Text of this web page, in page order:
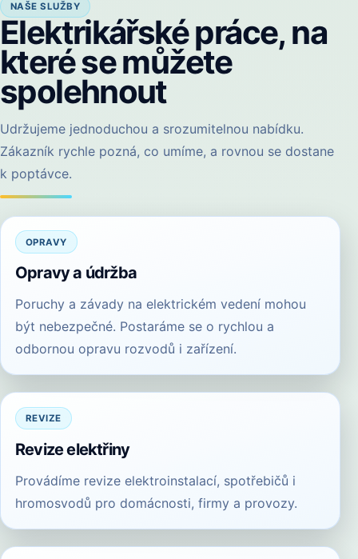
NAŠE SLUŽBY
Elektrikářské práce, na
které se můžete
spolehnout
Udržujeme jednoduchou a srozumitelnou nabídku.
Zákazník rychle pozná, co umíme, a rovnou se dostane
k poptávce.
OPRAVY
Opravy a údržba
Poruchy a závady na elektrickém vedení mohou
být nebezpečné. Postaráme se o rychlou a
odbornou opravu rozvodů i zařízení.
REVIZE
Revize elektřiny
Provádíme revize elektroinstalací, spotřebičů i
hromosvodů pro domácnosti, firmy a provozy.